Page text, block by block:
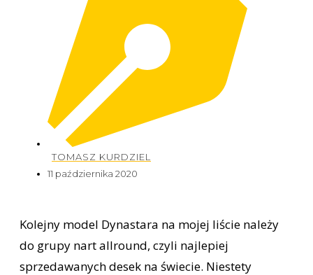
TOMASZ KURDZIEL
11 października 2020
Kolejny model Dynastara na mojej liście należy
do grupy nart allround, czyli najlepiej
sprzedawanych desek na świecie. Niestety